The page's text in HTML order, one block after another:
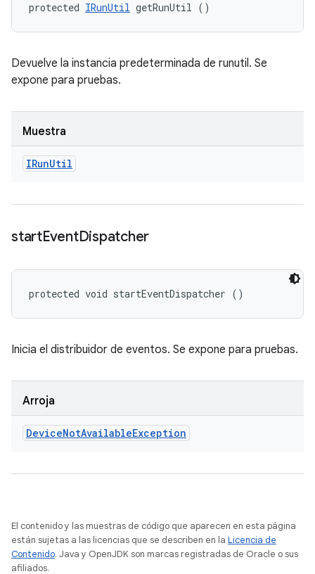
protected IRunUtil getRunUtil ()
Devuelve la instancia predeterminada de runutil. Se
expone para pruebas.
Muestra
IRunUtil
startEventDispatcher
protected void startEventDispatcher ()
Inicia el distribuidor de eventos. Se expone para pruebas.
Arroja
DeviceNotAvailableException
El contenido y las muestras de código que aparecen en esta página
están sujetas a las licencias que se describen en la Licencia de
Contenido. Java y OpenJDK son marcas registradas de Oracle o sus
afiliados.